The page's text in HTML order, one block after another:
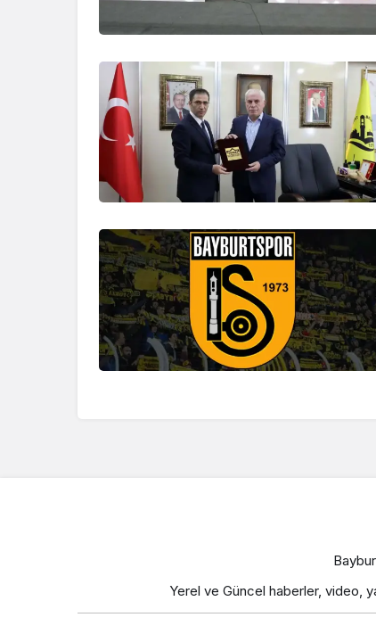
Yerel ve Güncel haberler, video,